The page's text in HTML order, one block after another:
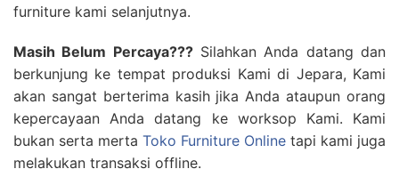
furniture kami selanjutnya.
Masih Belum Percaya???Silahkan Anda datang dan
berkunjung ke tempat produksi Kami di Jepara, Kami
akan sangat berterima kasih jika Anda ataupun orang
kepercayaan Anda datang ke worksop Kami. Kami
bukan serta merta Toko Furniture Online tapi kami juga
melakukan transaksi offline.